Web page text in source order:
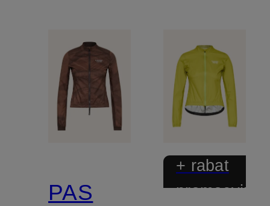
PAS
+ rabat
promocyjny